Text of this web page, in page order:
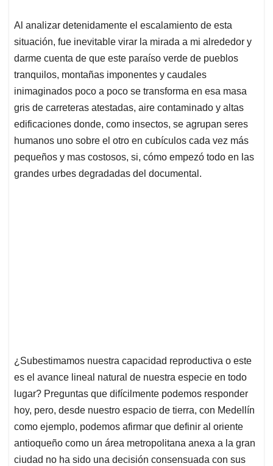
Al analizar detenidamente el escalamiento de esta
situación, fue inevitable virar la mirada a mi alrededor y
darme cuenta de que este paraíso verde de pueblos
tranquilos, montañas imponentes y caudales
inimaginados poco a poco se transforma en esa masa
gris de carreteras atestadas, aire contaminado y altas
edificaciones donde, como insectos, se agrupan seres
humanos uno sobre el otro en cubículos cada vez más
pequeños y mas costosos, si, cómo empezó todo en las
grandes urbes degradadas del documental.
¿Subestimamos nuestra capacidad reproductiva o este
es el avance lineal natural de nuestra especie en todo
lugar? Preguntas que difícilmente podemos responder
hoy, pero, desde nuestro espacio de tierra, con Medellín
como ejemplo, podemos afirmar que definir al oriente
antioqueño como un área metropolitana anexa a la gran
ciudad no ha sido una decisión consensuada con sus